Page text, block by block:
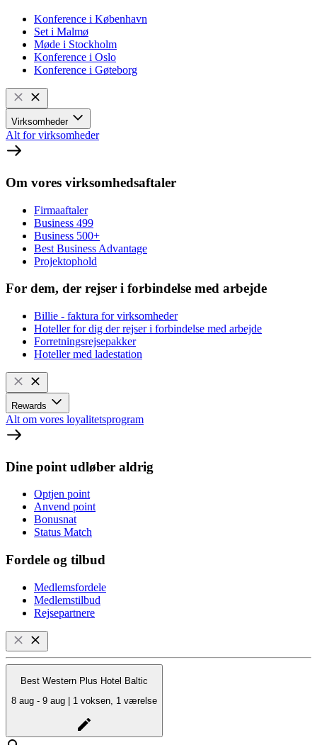
Konference i København
Set i Malmø
Møde i Stockholm
Konference i Oslo
Konference i Gøteborg
Virksomheder
Alt for virksomheder
Om vores virksomhedsaftaler
Firmaaftaler
Business 499
Business 500+
Best Business Advantage
Projektophold
For dem, der rejser i forbindelse med arbejde
Billie - faktura for virksomheder
Hoteller for dig der rejser i forbindelse med arbejde
Forretningsrejsepakker
Hoteller med ladestation
Rewards
Alt om vores loyalitetsprogram
Dine point udløber aldrig
Optjen point
Anvend point
Bonusnat
Status Match
Fordele og tilbud
Medlemsfordele
Medlemstilbud
Rejsepartnere
Best Western Plus Hotel Baltic
8 aug - 9 aug | 1 voksen, 1 værelse